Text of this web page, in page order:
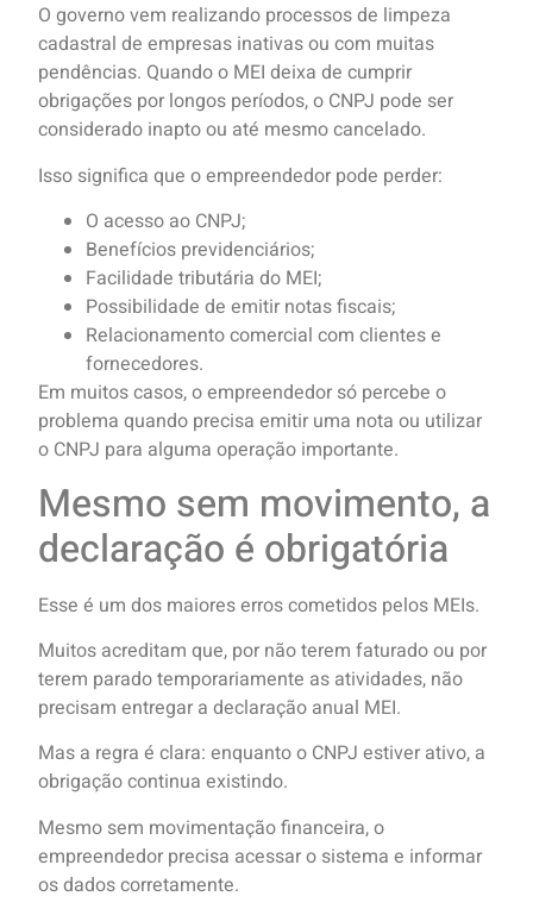
O governo vem realizando processos de limpeza
cadastral de empresas inativas ou com muitas
pendências. Quando o MEI deixa de cumprir
obrigações por longos períodos, o CNPJ pode ser
considerado inapto ou até mesmo cancelado.
Isso significa que o empreendedor pode perder:
O acesso ao CNPJ;
Benefícios previdenciários;
Facilidade tributária do MEI;
Possibilidade de emitir notas fiscais;
Relacionamento comercial com clientes e
fornecedores.
Em muitos casos, o empreendedor só percebe o
problema quando precisa emitir uma nota ou utilizar
o CNPJ para alguma operação importante.
Mesmo sem movimento, a
declaração é obrigatória
Esse é um dos maiores erros cometidos pelos MEIs.
Muitos acreditam que, por não terem faturado ou por
terem parado temporariamente as atividades, não
precisam entregar a declaração anual MEI.
Mas a regra é clara: enquanto o CNPJ estiver ativo, a
obrigação continua existindo.
Mesmo sem movimentação financeira, o
empreendedor precisa acessar o sistema e informar
os dados corretamente.